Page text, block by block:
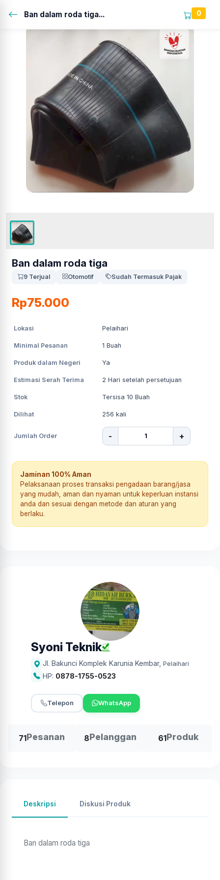
Ban dalam roda tiga... 0
Ban dalam roda tiga
9 Terjual Otomotif Sudah Termasuk Pajak
Rp75.000
Lokasi Pelaihari
Minimal Pesanan 1 Buah
Produk dalam Negeri Ya
Estimasi Serah Terima 2 Hari setelah persetujuan
Stok Tersisa 10 Buah
Dilihat 256 kali
Jumlah Order - +
Jaminan 100% Aman
Pelaksanaan proses transaksi pengadaan barang/jasa
yang mudah, aman dan nyaman untuk keperluan instansi
anda dan sesuai dengan metode dan aturan yang
berlaku.
Syoni Teknik
Jl. Bakunci Komplek Karunia Kembar, Pelaihari
HP: 0878-1755-0523
Telepon WhatsApp
71Pesanan 8Pelanggan 61Produk
Deskripsi Diskusi Produk
Ban dalam roda tiga